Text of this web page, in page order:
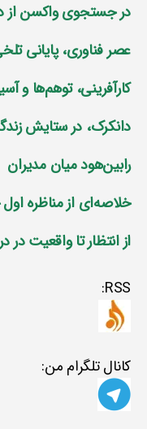
در جستجوی واکسن از
عصر فناوری، پایانی
کارآفرینی، توهم‌ها و
دانکرک، در ستایش
رابین‌هود میان مدیران
خلاصه‌ای از مناظره
از انتظار تا واقعیت در
RSS:
کانال تلگرام من: